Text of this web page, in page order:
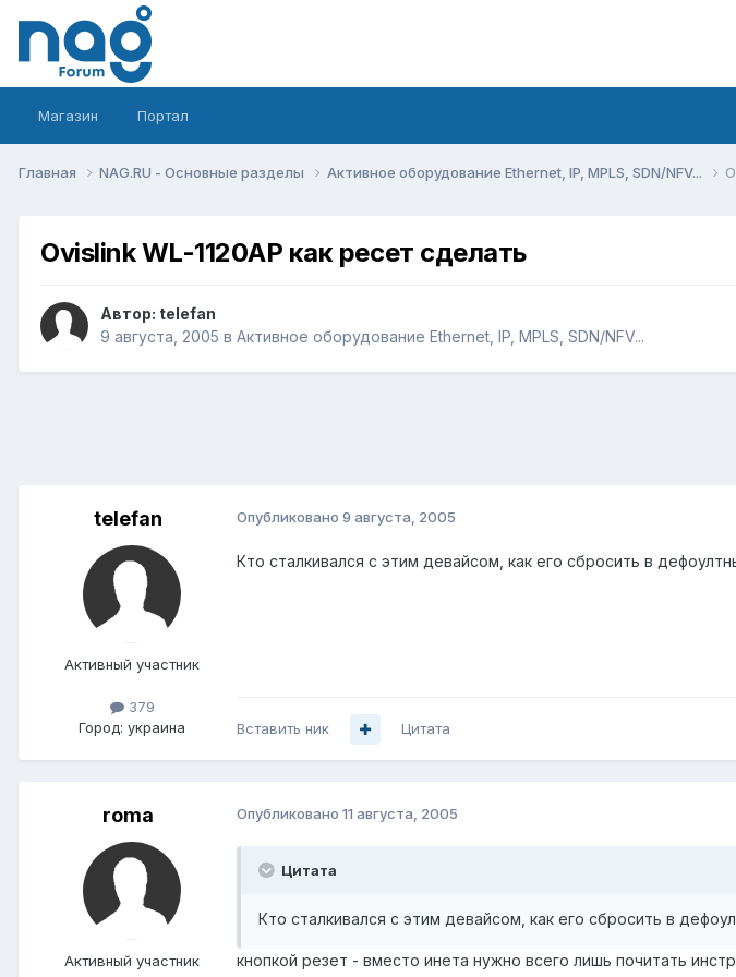
Магазин Портал
Главная NAG.RU - Основные разделы Активное оборудование Ethernet, IP, MPLS, SDN/NFV...
Ovislink WL-1120AP как ресет сделать
Автор: telefan
9 августа, 2005 в Активное оборудование Ethernet, IP, MPLS, SDN/NFV...
telefan
Активный участник
379
Город: украина
Опубликовано 9 августа, 2005
Кто сталкивался с этим девайсом, как его сбросить в
Вставить ник Цитата
roma
Активный участник
Опубликовано 11 августа, 2005
Цитата
Кто сталкивался с этим девайсом, как его сбросить в
кнопкой резет - вместо инета нужно всего лишь почитать